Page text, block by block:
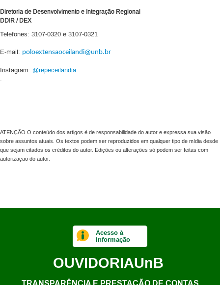
Diretoria de Desenvolvimento e Integração Regional
DDIR / DEX
Telefones: 3107-0320 e 3107-0321
E-mail: poloextensaoceilandi@unb.br
Instagram: @repeceilandia
.
ATENÇÃO O conteúdo dos artigos é de responsabilidade do autor e expressa sua visão
sobre assuntos atuais. Os textos podem ser reproduzidos em qualquer tipo de mídia desde
que sejam citados os créditos do autor. Edições ou alterações só podem ser feitas com
autorização do autor.
Acesso à
Informação
OUVIDORIAUnB
TRANSPARÊNCIA E PRESTAÇÃO DE CONTAS